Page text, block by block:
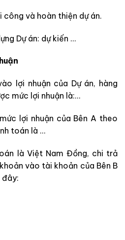
công và hoàn thiện dự án.
Dự án: dự kiến …
lợi nhuận của Dự án, hàng
mức lợi nhuận là:…
lợi nhuận của Bên A theo
toán là …
là Việt Nam Đồng, chi trả
vào tài khoản của Bên B
đây: